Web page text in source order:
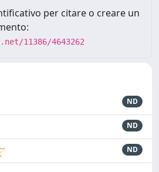
per citare o creare un
11386/4643262
ND
ND
ND